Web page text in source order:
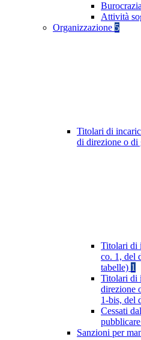
Attività
Organizzazione 5
Titolari di
di direzione o di
Titolari di
co. 1, del
tabelle) 1
Titolari di
direzione
1-bis, del
Cessati
Sanzioni per